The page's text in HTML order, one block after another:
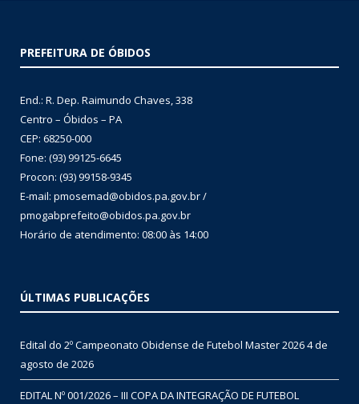
PREFEITURA DE ÓBIDOS
End.: R. Dep. Raimundo Chaves, 338
Centro – Óbidos – PA
CEP: 68250-000
Fone: (93) 99125-6645
Procon: (93) 99158-9345
E-mail: pmosemad@obidos.pa.gov.br /
pmogabprefeito@obidos.pa.gov.br
Horário de atendimento: 08:00 às 14:00
ÚLTIMAS PUBLICAÇÕES
Edital do 2º Campeonato Obidense de Futebol Master 20264 de
agosto de 2026
EDITAL Nº 001/2026 – III COPA DA INTEGRAÇÃO DE FUTEBOL